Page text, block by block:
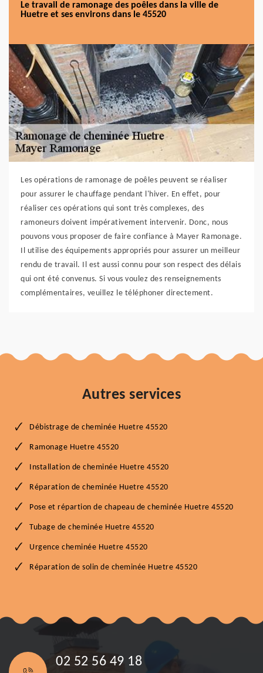
Le travail de ramonage des poêles dans la ville de
Huetre et ses environs dans le 45520
Les opérations de ramonage de poêles peuvent se réaliser
pour assurer le chauffage pendant l'hiver. En effet, pour
réaliser ces opérations qui sont très complexes, des
ramoneurs doivent impérativement intervenir. Donc, nous
pouvons vous proposer de faire confiance à Mayer Ramonage.
Il utilise des équipements appropriés pour assurer un meilleur
rendu de travail. Il est aussi connu pour son respect des délais
qui ont été convenus. Si vous voulez des renseignements
complémentaires, veuillez le téléphoner directement.
Autres services
Débistrage de cheminée Huetre 45520
Ramonage Huetre 45520
Installation de cheminée Huetre 45520
Réparation de cheminée Huetre 45520
Pose et répartion de chapeau de cheminée Huetre 45520
Tubage de cheminée Huetre 45520
Urgence cheminée Huetre 45520
Réparation de solin de cheminée Huetre 45520
02 52 56 49 18